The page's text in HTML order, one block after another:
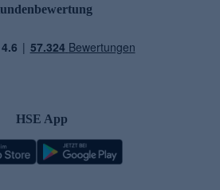
HSE App